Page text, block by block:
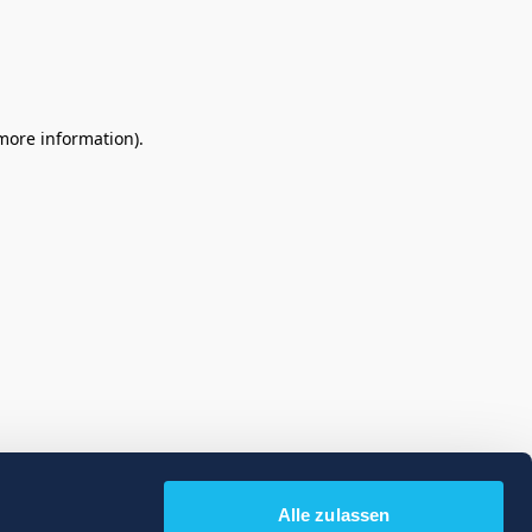
Alle zulassen
information).